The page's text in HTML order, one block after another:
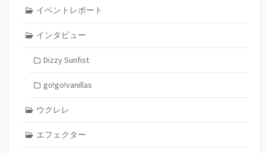
イベントレポート
インタビュー
Dizzy Sunfist
go!go!vanillas
ウクレレ
エフェクター